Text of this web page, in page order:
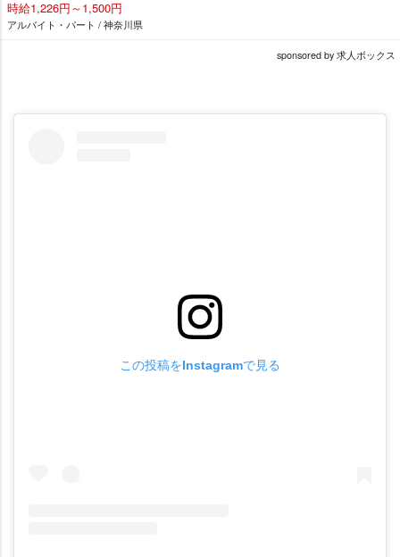
時給1,226円～1,500円
アルバイト・パート / 神奈川県
sponsored by 求人ボックス
この投稿をInstagramで見る